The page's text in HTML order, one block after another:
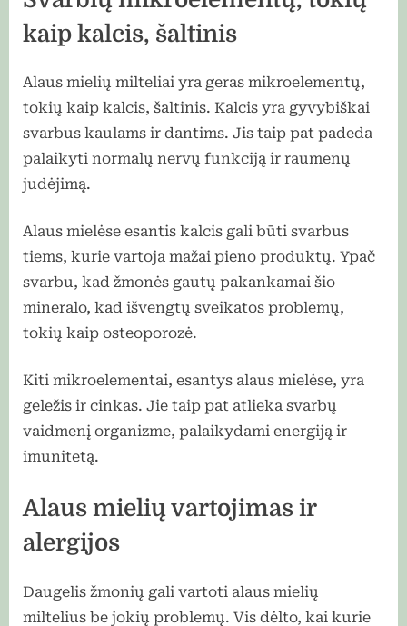
kaip kalcis, šaltinis
Alaus mielių milteliai yra geras mikroelementų,
tokių kaip kalcis, šaltinis. Kalcis yra gyvybiškai
svarbus kaulams ir dantims. Jis taip pat padeda
palaikyti normalų nervų funkciją ir raumenų
judėjimą.
Alaus mielėse esantis kalcis gali būti svarbus
tiems, kurie vartoja mažai pieno produktų. Ypač
svarbu, kad žmonės gautų pakankamai šio
mineralo, kad išvengtų sveikatos problemų,
tokių kaip osteoporozė.
Kiti mikroelementai, esantys alaus mielėse, yra
geležis ir cinkas. Jie taip pat atlieka svarbų
vaidmenį organizme, palaikydami energiją ir
imunitetą.
Alaus mielių vartojimas ir
alergijos
Daugelis žmonių gali vartoti alaus mielių
miltelius be jokių problemų. Vis dėlto, kai kurie